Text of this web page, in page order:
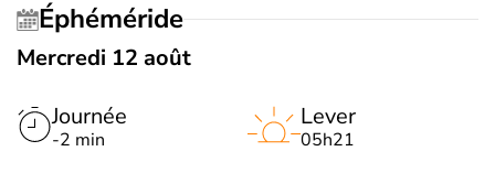
Éphéméride
Mercredi 12 août
Journée
-2 min
Lever
05h21